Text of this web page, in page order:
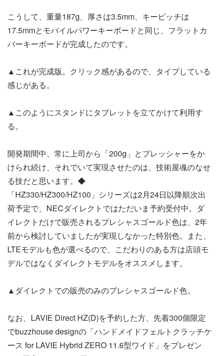
こうして、重量187g、厚さは3.5mm、キーピッチは
17.5mmとモバイルパワーキーボードと同じ、フラットカ
バーキーボードが完成したのです。
▲これが完成版。クリック感があるので、タイプしている
感じがある。
▲このようにスタンドにタブレットを立てかけて利用す
る。
開発期間中、常に上司から「200g」とプレッシャーをか
けられ続け、それでいて実現させたのは、技術屋魂のなせ
る技だと思います。◆
「HZ330/HZ300/HZ100」シリーズは2月24日以降順次出
荷予定で、NECダイレクトではただいま予約受付中。ダ
イレクトだけで販売されるプレシャスゴールド色は、2年
前から検討していましたが実現しなかった特別色。また、
LTEモデルも色が選べるので、こだわりのある方は店頭モ
デルではなくダイレクトモデルをオススメします。
▲ダイレクトでの販売のみのプレシャスゴールド色。
なお、LAVIE Direct HZ(D)を予約した方、先着300個限定
でbuzzhouse designの「ハンドメイドフェルトクラッチケ
ース for LAVIE Hybrid ZERO 11.6型ワイド」をプレゼン